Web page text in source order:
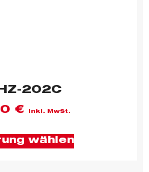
202C
€ inkl. MwSt.
wählen